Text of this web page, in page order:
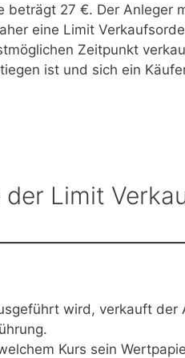
beträgt 27 €. Der Anleger
eine Limit
Zeitpunkt
ist und sich ein
Limit
wird, verkauft der
Kurs sein